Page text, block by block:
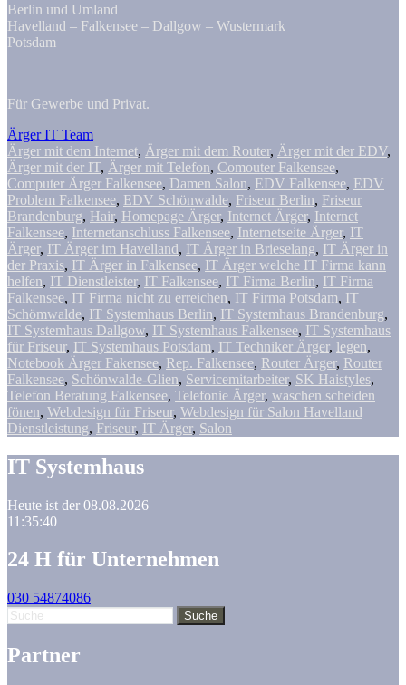
Berlin und Umland
Havelland – Falkensee – Dallgow – Wustermark
Potsdam
Für Gewerbe und Privat.
Ärger IT Team
Ärger mit dem Internet, Ärger mit dem Router, Ärger mit der EDV,
Ärger mit der IT, Ärger mit Telefon, Comouter Falkensee,
Computer Ärger Falkensee, Damen Salon, EDV Falkensee, EDV
Problem Falkensee, EDV Schönwalde, Friseur Berlin, Friseur
Brandenburg, Hair, Homepage Ärger, Internet Ärger, Internet
Falkensee, Internetanschluss Falkensee, Internetseite Ärger, IT
Ärger, IT Ärger im Havelland, IT Ärger in Brieselang, IT Ärger in
der Praxis, IT Ärger in Falkensee, IT Ärger welche IT Firma kann
helfen, IT Dienstleister, IT Falkensee, IT Firma Berlin, IT Firma
Falkensee, IT Firma nicht zu erreichen, IT Firma Potsdam, IT
Schömwalde, IT Systemhaus Berlin, IT Systemhaus Brandenburg,
IT Systemhaus Dallgow, IT Systemhaus Falkensee, IT Systemhaus
für Friseur, IT Systemhaus Potsdam, IT Techniker Ärger, legen,
Notebook Ärger Fakensee, Rep. Falkensee, Router Ärger, Router
Falkensee, Schönwalde-Glien, Servicemitarbeiter, SK Haistyles,
Telefon Beratung Falkensee, Telefonie Ärger, waschen scheiden
fönen, Webdesign für Friseur, Webdesign für Salon Havelland
Dienstleistung, Friseur, IT Ärger, Salon
IT Systemhaus
Heute ist der 08.08.2026
11:35:40
24 H für Unternehmen
030 54874086
Partner